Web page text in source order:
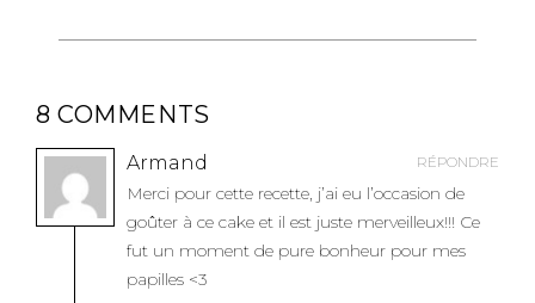
N
D
L
8 COMMENTS
Armand RÉPONDRE
Merci pour cette recette, j’ai eu l’occasion de
goûter à ce cake et il est juste merveilleux!!! Ce
fut un moment de pure bonheur pour mes
papilles <3